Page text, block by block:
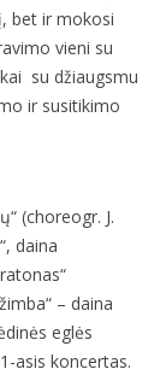
bet ir mokosi
vieni su
su džiaugsmu
ir susitikimo
(choreogr. J.
daina
– daina
eglės
asis koncertas.